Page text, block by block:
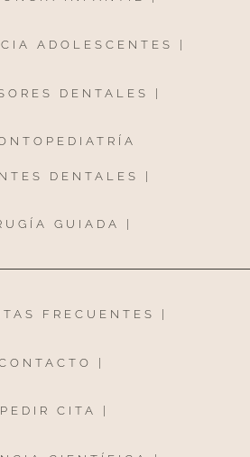
ADOLESCENTES
DENTALES |
DENTALES
GUIADA
FRECUENTES
PEDIR CITA